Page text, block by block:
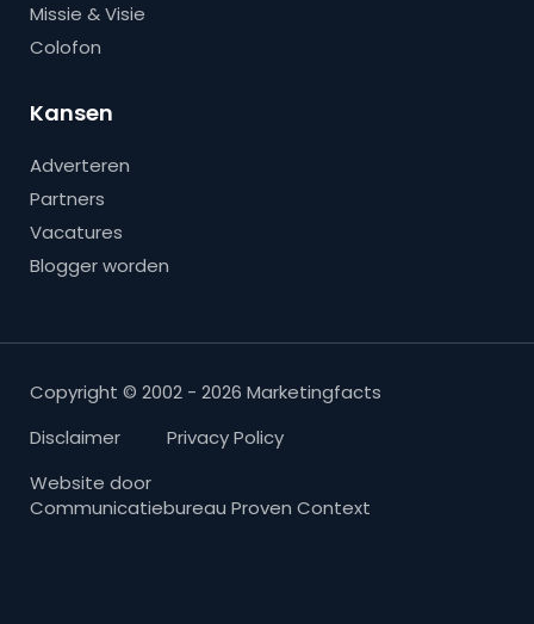
Missie & Visie
Colofon
Kansen
Adverteren
Partners
Vacatures
Blogger worden
Copyright © 2002 - 2026 Marketingfacts
Disclaimer
Privacy Policy
Website door
Communicatiebureau Proven Context